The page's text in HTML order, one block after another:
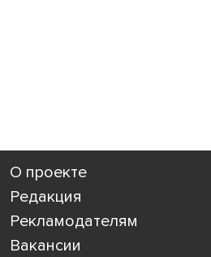
О проекте
Редакция
Рекламодателям
Вакансии